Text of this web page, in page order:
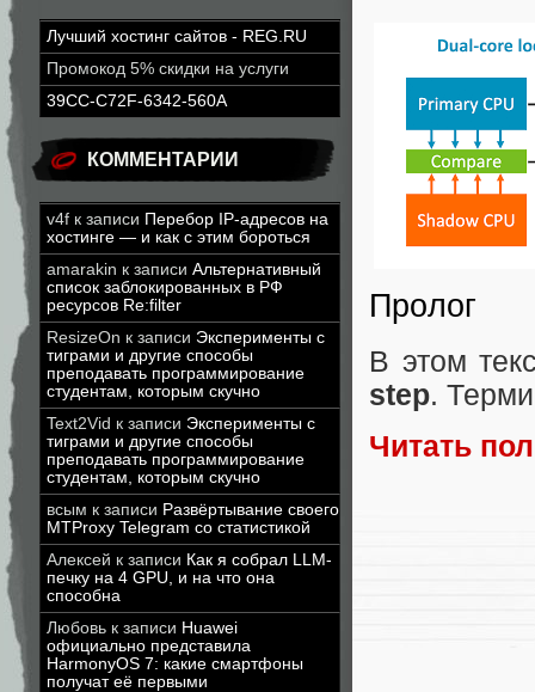
Лучший хостинг сайтов - REG.RU
Промокод 5% скидки на услуги
39CC-C72F-6342-560A
КОММЕНТАРИИ
v4f к записи Перебор IP-адресов на
хостинге — и как с этим бороться
amarakin к записи Альтернативный
список заблокированных в РФ
ресурсов Re:filter
ResizeOn к записи Эксперименты с
тиграми и другие способы
преподавать программирование
студентам, которым скучно
Text2Vid к записи Эксперименты с
тиграми и другие способы
преподавать программирование
студентам, которым скучно
всым к записи Развёртывание своего
MTProxy Telegram со статистикой
Алексей к записи Как я собрал LLM-
печку на 4 GPU, и на что она
способна
Любовь к записи Huawei
официально представила
HarmonyOS 7: какие смартфоны
получат её первыми
Пролог
В этом
step.
Читать